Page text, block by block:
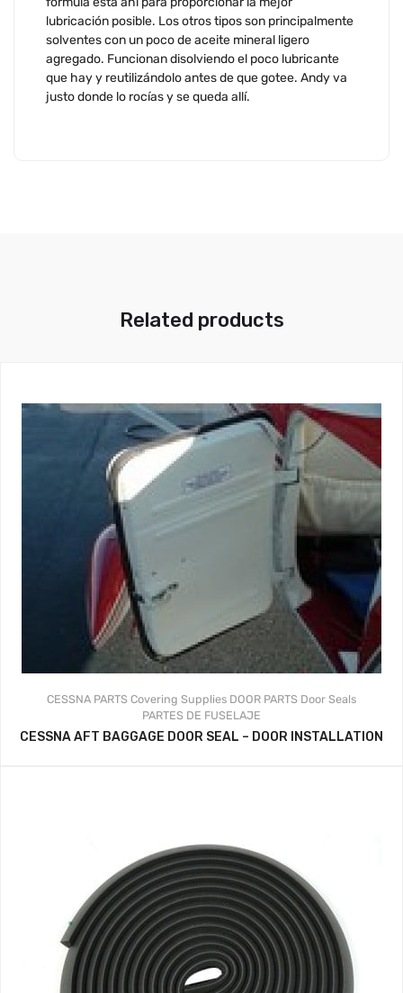
lubricación posible. Los otros tipos son principalmente
solventes con un poco de aceite mineral ligero
agregado. Funcionan disolviendo el poco lubricante
que hay y reutilizándolo antes de que gotee. Andy va
justo donde lo rocías y se queda allí.
Related products
CESSNA PARTS Covering Supplies DOOR PARTS Door Seals
PARTES DE FUSELAJE
CESSNA AFT BAGGAGE DOOR SEAL – DOOR INSTALLATION